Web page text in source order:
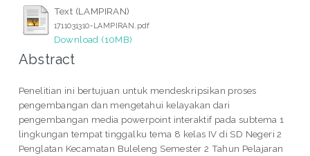
Text (LAMPIRAN)
1711031310-LAMPIRAN.pdf
Download (10MB)
Abstract
Penelitian ini bertujuan untuk mendeskripsikan proses
pengembangan dan mengetahui kelayakan dari
pengembangan media powerpoint interaktif pada subtema 1
lingkungan tempat tinggalku tema 8 kelas IV di SD Negeri 2
Penglatan Kecamatan Buleleng Semester 2 Tahun Pelajaran